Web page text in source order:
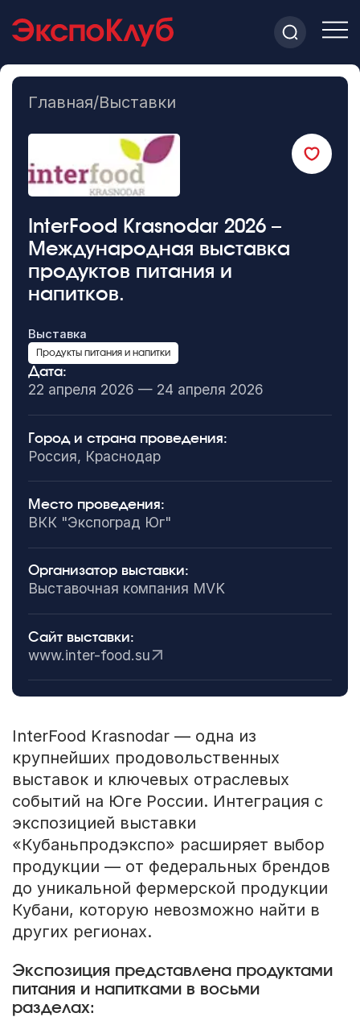
Главная/Выставки
InterFood Krasnodar 2026 –
Международная выставка
продуктов питания и
напитков.
Выставка
Продукты питания и напитки
Дата:
22 апреля 2026 — 24 апреля 2026
Город и страна проведения:
Россия, Краснодар
Место проведения:
ВКК "Экспоград Юг"
Организатор выставки:
Выставочная компания MVK
Сайт выставки:
www.inter-food.su
InterFood Krasnodar — одна из
крупнейших продовольственных
выставок и ключевых отраслевых
событий на Юге России. Интеграция с
экспозицией выставки
«Кубаньпродэкспо» расширяет выбор
продукции — от федеральных брендов
до уникальной фермерской продукции
Кубани, которую невозможно найти в
других регионах.
Экспозиция представлена продуктами
питания и напитками в восьми
разделах: